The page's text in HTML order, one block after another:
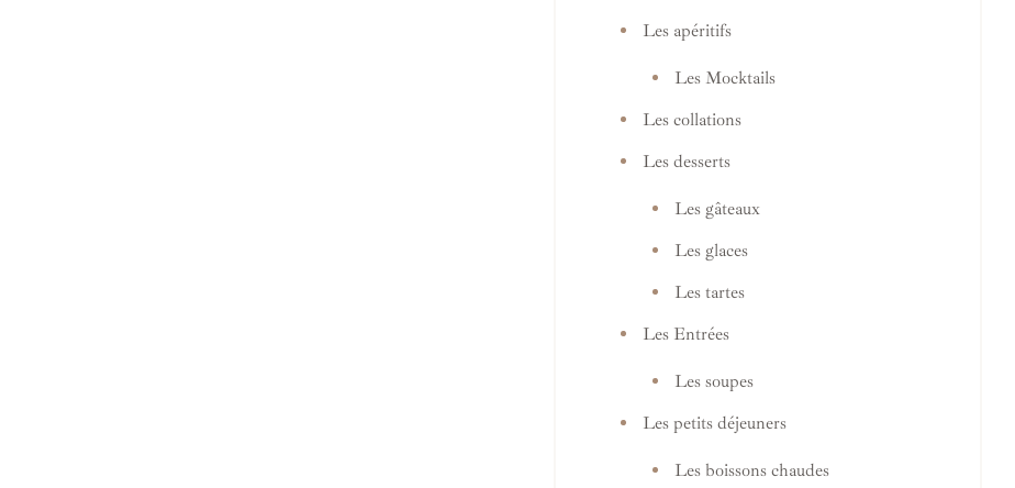
Les apéritifs
Les Mocktails
Les collations
Les desserts
Les gâteaux
Les glaces
Les tartes
Les Entrées
Les soupes
Les petits déjeuners
Les boissons chaudes